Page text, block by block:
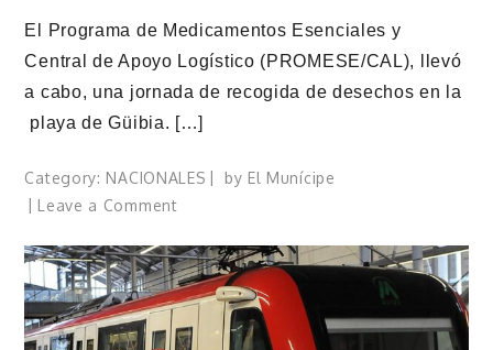
El Programa de Medicamentos Esenciales y
Central de Apoyo Logístico (PROMESE/CAL), llevó
a cabo, una jornada de recogida de desechos en la
playa de Güibia. […]
Category: NACIONALES by El Munícipe
Leave a Commenton
encabeza
jornada
de
recogida